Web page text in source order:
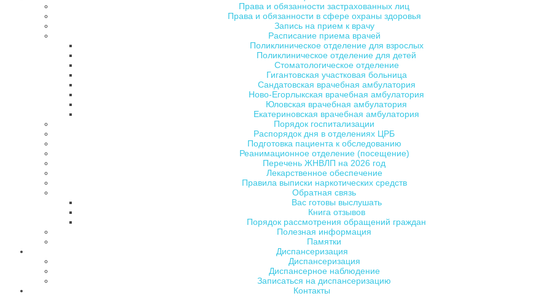
Права и обязанности застрахованных лиц
Права и обязанности в сфере охраны здоровья
Запись на прием к врачу
Расписание приема врачей
Поликлиническое отделение для взрослых
Поликлиническое отделение для детей
Стоматологическое отделение
Гигантовская участковая больница
Сандатовская врачебная амбулатория
Ново-Егорлыкская врачебная амбулатория
Юловская врачебная амбулатория
Екатериновская врачебная амбулатория
Порядок госпитализации
Распорядок дня в отделениях ЦРБ
Подготовка пациента к обследованию
Реанимационное отделение (посещение)
Перечень ЖНВЛП на 2026 год
Лекарственное обеспечение
Правила выписки наркотических средств
Обратная связь
Вас готовы выслушать
Книга отзывов
Порядок рассмотрения обращений граждан
Полезная информация
Памятки
Диспансеризация
Диспансеризация
Диспансерное наблюдение
Записаться на диспансеризацию
Контакты